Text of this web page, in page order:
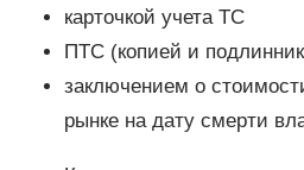
карточкой учета ТС
ПТС (копией и
заключением о
рынке на дату смерти